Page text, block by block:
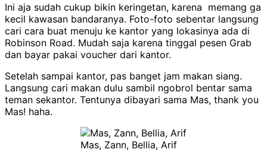
Ini aja sudah cukup bikin keringetan, karena memang ga
kecil kawasan bandaranya. Foto-foto sebentar langsung
cari cara buat menuju ke kantor yang lokasinya ada di
Robinson Road. Mudah saja karena tinggal pesen Grab
dan bayar pakai voucher dari kantor.
Setelah sampai kantor, pas banget jam makan siang.
Langsung cari makan dulu sambil ngobrol bentar sama
teman sekantor. Tentunya dibayari sama Mas, thank you
Mas! haha.
Mas, Zann, Bellia, Arif